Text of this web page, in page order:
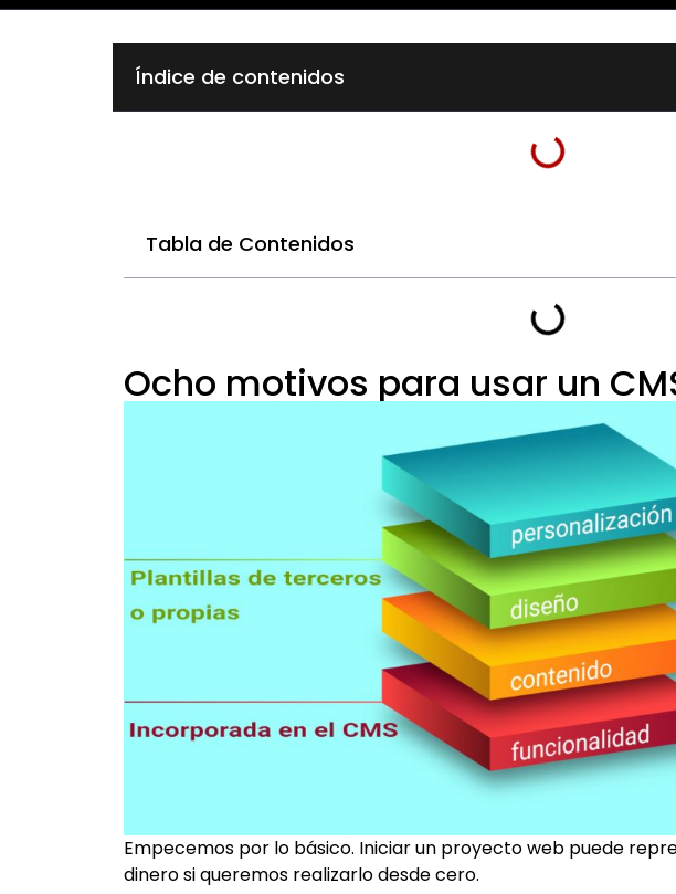
Índice de contenidos
Tabla de Contenidos
Ocho motivos para usar un
Empecemos por lo básico. Iniciar un proyecto web puede
dinero si queremos realizarlo desde cero.